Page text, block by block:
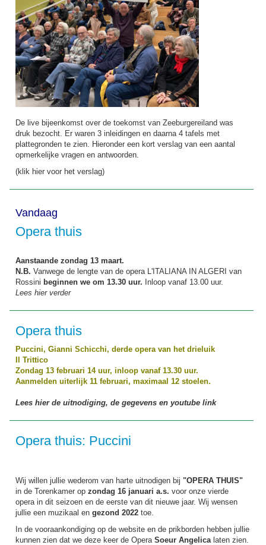
De live bijeenkomst over de toekomst van Zeeburgereiland was
druk bezocht. Er waren 3 inleidingen en daarna 4 tafels met
plattegronden te zien. Hieronder een kort verslag van een aantal
opmerkelijke vragen en antwoorden.
(klik hier voor het verslag)
Vandaag
Opera thuis
Aanstaande zondag 13 maart.
N.B. Vanwege de lengte van de opera L'ITALIANA IN ALGERI van
Rossini beginnen we om 13.30 uur. Inloop vanaf 13.00 uur.
Lees hier verder
Opera thuis
Puccini, Gianni Schicchi, derde opera van het drieluik
Il Trittico
Zondag 13 februari 14 uur, inloop vanaf 13.30 uur.
Aanmelden uiterlijk 11 februari, maximaal 12 stoelen.
Lees hier de uitnodiging, de gegevens en youtube link
Opera thuis: Puccini
Wij willen jullie wederom van harte uitnodigen bij "OPERA THUIS"
in de Torenkamer op zondag 16 januari a.s. voor onze vierde
opera in dit seizoen en de eerste van dit nieuwe jaar. Wij wensen
jullie een muzikaal en gezond 2022 toe.
In de vooraankondiging op de website en de prikborden hebben jullie
kunnen zien dat we deze keer de Opera Soeur Angelica laten zien.